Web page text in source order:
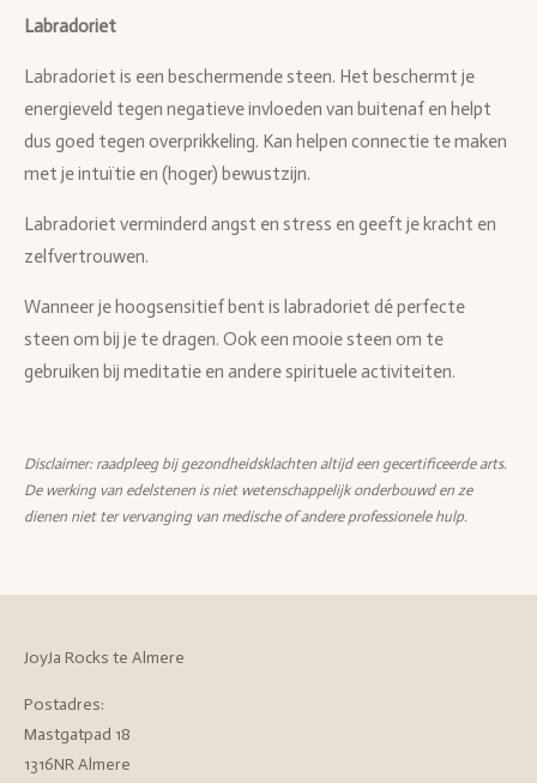
Labradoriet
Labradoriet is een beschermende steen. Het beschermt je
energieveld tegen negatieve invloeden van buitenaf en helpt
dus goed tegen overprikkeling. Kan helpen connectie te maken
met je intuïtie en (hoger) bewustzijn.
Labradoriet verminderd angst en stress en geeft je kracht en
zelfvertrouwen.
Wanneer je hoogsensitief bent is labradoriet dé perfecte
steen om bij je te dragen. Ook een mooie steen om te
gebruiken bij meditatie en andere spirituele activiteiten.
Disclaimer: raadpleeg bij gezondheidsklachten altijd een gecertificeerde arts.
De werking van edelstenen is niet wetenschappelijk onderbouwd en ze
dienen niet ter vervanging van medische of andere professionele hulp.
JoyJa Rocks te Almere
Postadres:
Mastgatpad 18
1316NR Almere